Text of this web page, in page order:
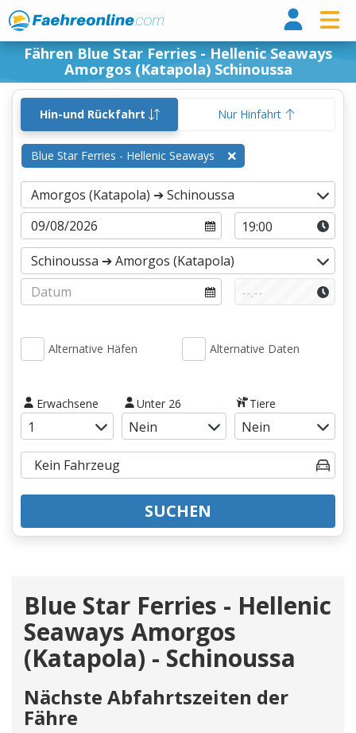
Fähren Blue Star Ferries - Hellenic Seaways
Amorgos (Katapola) Schinoussa
Hin-und Rückfahrt Nur Hinfahrt
Blue Star Ferries - Hellenic Seaways
Alternative Häfen Alternative Daten
Erwachsene Unter 26 Tiere
SUCHEN
Blue Star Ferries - Hellenic
Seaways Amorgos
(Katapola) - Schinoussa
Nächste Abfahrtszeiten der
Fähre